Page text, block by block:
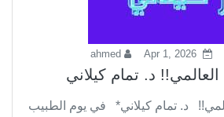
Apr 1, 2026
ahmed
د. تمام كيلاني
د. تمام كيلاني* في يوم الطبيب